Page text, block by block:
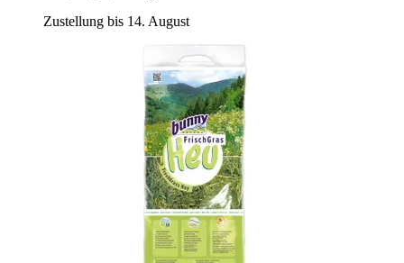
Zustellung bis 14. August